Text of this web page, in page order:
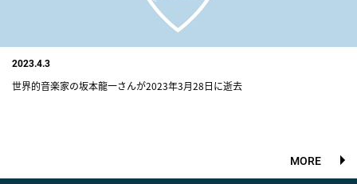
2023.4.3
世界的音楽家の坂本龍一さんが2023年3月28日に逝去
MORE